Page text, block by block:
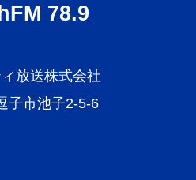
78.9
放送株式会社
子市池子2-5-6